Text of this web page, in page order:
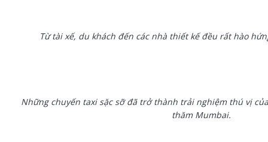
Từ tài xế, du khách đến các nhà thiết kế đều rất hào
Những chuyến taxi sặc sỡ đã trở thành trải nghiệm thú vị
thăm Mumbai.